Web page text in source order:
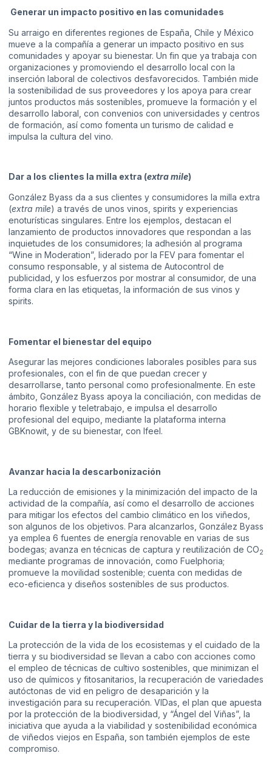
Generar un impacto positivo en las comunidades
Su arraigo en diferentes regiones de España, Chile y México
mueve a la compañía a generar un impacto positivo en sus
comunidades y apoyar su bienestar. Un fin que ya trabaja con
organizaciones y promoviendo el desarrollo local con la
inserción laboral de colectivos desfavorecidos. También mide
la sostenibilidad de sus proveedores y los apoya para crear
juntos productos más sostenibles, promueve la formación y el
desarrollo laboral, con convenios con universidades y centros
de formación, así como fomenta un turismo de calidad e
impulsa la cultura del vino.
Dar a los clientes la milla extra (extra mile)
González Byass da a sus clientes y consumidores la milla extra
(extra mile) a través de unos vinos, spirits y experiencias
enoturísticas singulares. Entre los ejemplos, destacan el
lanzamiento de productos innovadores que respondan a las
inquietudes de los consumidores; la adhesión al programa
“Wine in Moderation”, liderado por la FEV para fomentar el
consumo responsable, y al sistema de Autocontrol de
publicidad, y los esfuerzos por mostrar al consumidor, de una
forma clara en las etiquetas, la información de sus vinos y
spirits.
Fomentar el bienestar del equipo
Asegurar las mejores condiciones laborales posibles para sus
profesionales, con el fin de que puedan crecer y
desarrollarse, tanto personal como profesionalmente. En este
ámbito, González Byass apoya la conciliación, con medidas de
horario flexible y teletrabajo, e impulsa el desarrollo
profesional del equipo, mediante la plataforma interna
GBKnowit, y de su bienestar, con Ifeel.
Avanzar hacia la descarbonización
La reducción de emisiones y la minimización del impacto de la
actividad de la compañía, así como el desarrollo de acciones
para mitigar los efectos del cambio climático en los viñedos,
son algunos de los objetivos. Para alcanzarlos, González Byass
ya emplea 6 fuentes de energía renovable en varias de sus
bodegas; avanza en técnicas de captura y reutilización de CO2
mediante programas de innovación, como Fuelphoria;
promueve la movilidad sostenible; cuenta con medidas de
eco-eficienca y diseños sostenibles de sus productos.
Cuidar de la tierra y la biodiversidad
La protección de la vida de los ecosistemas y el cuidado de la
tierra y su biodiversidad se llevan a cabo con acciones como
el empleo de técnicas de cultivo sostenibles, que minimizan el
uso de químicos y fitosanitarios, la recuperación de variedades
autóctonas de vid en peligro de desaparición y la
investigación para su recuperación. VIDas, el plan que apuesta
por la protección de la biodiversidad, y “Ángel del Viñas”, la
iniciativa que ayuda a la viabilidad y sostenibilidad económica
de viñedos viejos en España, son también ejemplos de este
compromiso.